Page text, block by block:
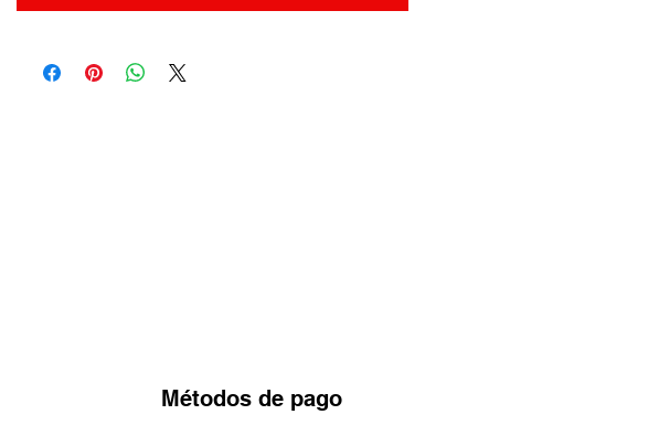
Métodosde pago